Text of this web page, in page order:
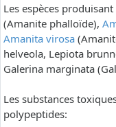
Les espèces
(Amanite phalloïde),
Amanita virosa
helveola, Lepiota
Galerina marginata
Les substances
polypeptides: